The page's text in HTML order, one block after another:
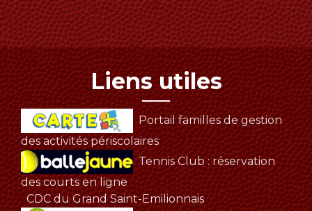
Liens utiles
Portail familles de gestion
des activités périscolaires
Tennis Club : réservation
des courts en ligne
CDC du Grand Saint-Emilionnais